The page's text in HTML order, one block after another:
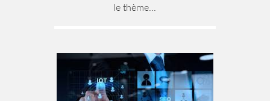
le thème...